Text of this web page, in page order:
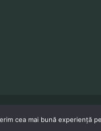
© Toate
cea mai bună